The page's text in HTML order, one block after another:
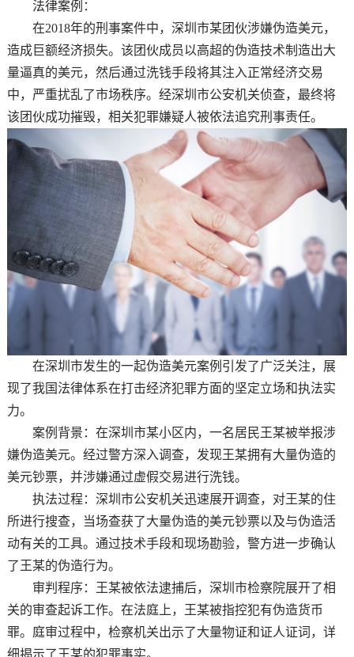
法律案例：
在2018年的刑事案件中，深圳市某团伙涉嫌伪造美元，
造成巨额经济损失。该团伙成员以高超的伪造技术制造出大
量逼真的美元，然后通过洗钱手段将其注入正常经济交易
中，严重扰乱了市场秩序。经深圳市公安机关侦查，最终将
该团伙成功摧毁，相关犯罪嫌疑人被依法追究刑事责任。
在深圳市发生的一起伪造美元案例引发了广泛关注，展
现了我国法律体系在打击经济犯罪方面的坚定立场和执法实
力。
案例背景：在深圳市某小区内，一名居民王某被举报涉
嫌伪造美元。经过警方深入调查，发现王某拥有大量伪造的
美元钞票，并涉嫌通过虚假交易进行洗钱。
执法过程：深圳市公安机关迅速展开调查，对王某的住
所进行搜查，当场查获了大量伪造的美元钞票以及与伪造活
动有关的工具。通过技术手段和现场勘验，警方进一步确认
了王某的伪造行为。
审判程序：王某被依法逮捕后，深圳市检察院展开了相
关的审查起诉工作。在法庭上，王某被指控犯有伪造货币
罪。庭审过程中，检察机关出示了大量物证和证人证词，详